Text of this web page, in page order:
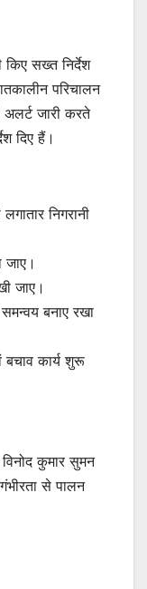
सख्त निर्देश
परिचालन
जारी करते
दिए हैं।
निगरानी
जाए।
जाए।
बनाए रखा
बचाव कार्य शुरू
कुमार सुमन
से पालन